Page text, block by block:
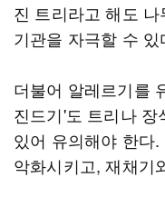
진 트리라고 해도
기관을 자극할 수
더불어 알레르기를
진드기'도 트리나
있어 유의해야 한다
악화시키고, 재채기